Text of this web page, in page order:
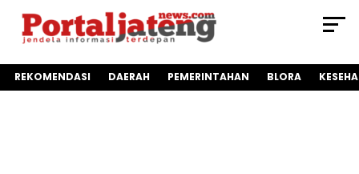
REKOMENDASI DAERAH PEMERINTAHAN BLORA